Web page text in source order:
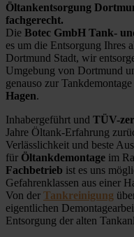
Öltankentsorgung
fachgerecht.
Die Botec GmbH Tank-
es um die Entsorgung Ihres
Dortmund Stadt, wir
Umgebung von Dortmund
genauso zur Tankdemontage
Hagen.
Inhabergeführt und TÜV-
Jahre Öltank-Erfahrung
Verlässlichkeit und beste
für Öltankdemontage im
Fachbetrieb ist es uns
Gefahrenklassen aus einer
Von der Tankreinigung
eigentlichen
Entsorgung der alten